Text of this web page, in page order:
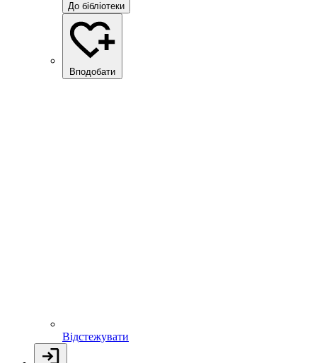
До бібліотеки
Вподобати
Відстежувати